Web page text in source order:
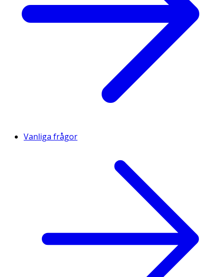
Vanliga frågor